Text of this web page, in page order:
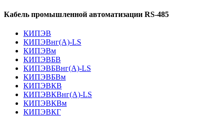
Кабель промышленной автоматизации RS-485
КИПЭВ
КИПЭВнг(А)-LS
КИПЭВм
КИПЭВБВ
КИПЭВБВнг(А)-LS
КИПЭВБВм
КИПЭВКВ
КИПЭВКВнг(А)-LS
КИПЭВКВм
КИПЭВКГ